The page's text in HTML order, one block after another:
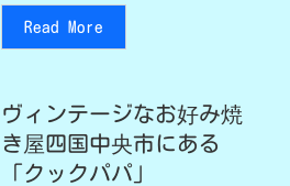
Read More
ヴィンテージなお好み焼
き屋四国中央市にある
「クックパパ」